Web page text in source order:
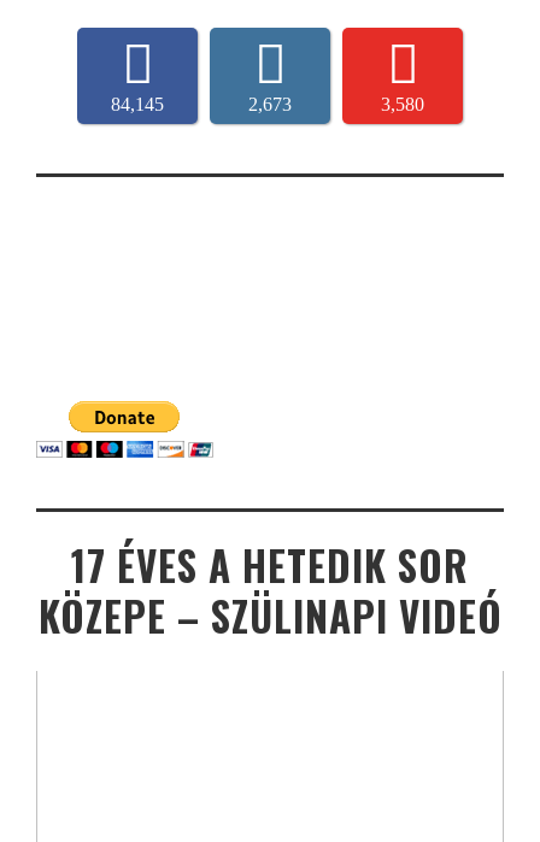
84,145 2,673 3,580
17 ÉVES A HETEDIK SOR
KÖZEPE – SZÜLINAPI VIDEÓ